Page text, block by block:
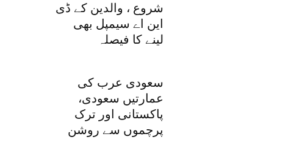
شروع ، والدین کے ڈی
این اے سیمپل بھی
لینے کا فیصلہ
سعودی عرب کی
عمارتیں سعودی،
پاکستانی اور ترک
پرچموں سے روشن